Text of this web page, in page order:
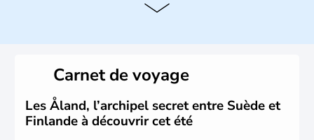
Carnet de voyage
Les Åland, l’archipel secret entre Suède et
Finlande à découvrir cet été